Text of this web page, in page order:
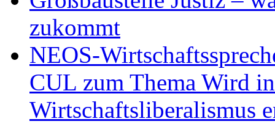
zukommt
NEOS-
CUL zum Thema Wird
Wirtschaftsliberalismus